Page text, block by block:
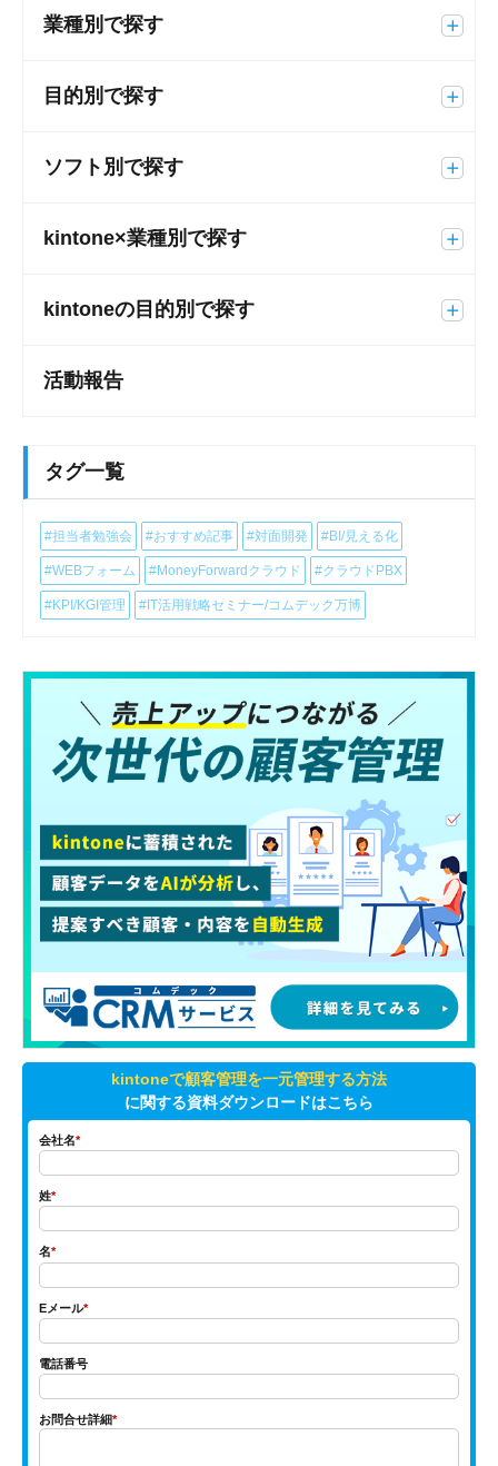
業種別で探す
目的別で探す
ソフト別で探す
kintone×業種別で探す
kintoneの目的別で探す
活動報告
タグ一覧
#担当者勉強会 #おすすめ記事 #対面開発 #BI/見える化
#WEBフォーム #MoneyForwardクラウド #クラウドPBX
#KPI/KGI管理 #IT活用戦略セミナー/コムデック万博
kintoneで顧客管理を一元管理する方法
に関する資料ダウンロードはこちら
会社名*
姓*
名*
Eメール*
電話番号
お問合せ詳細*